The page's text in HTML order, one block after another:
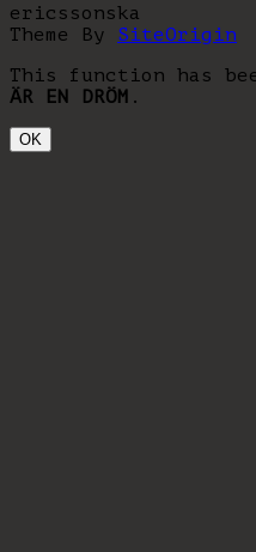
ericssonska
Theme By SiteOrigin
This function has
ÄR EN DRÖM .
OK